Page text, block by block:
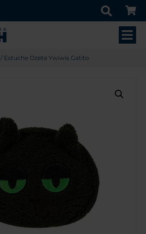
/ Estuche Ozeta Ywiwis Gatito